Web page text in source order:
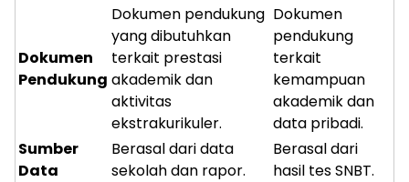
Dokumen
Pendukung
Dokumen pendukung
yang dibutuhkan
terkait prestasi
akademik dan
aktivitas
ekstrakurikuler.
Dokumen
pendukung
terkait
kemampuan
akademik dan
data pribadi.
Sumber
Data
Berasal dari data
sekolah dan rapor.
Berasal dari
hasil tes SNBT.